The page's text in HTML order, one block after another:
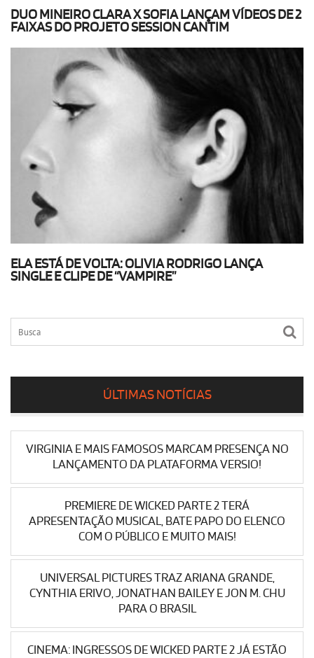
DUO MINEIRO CLARA X SOFIA LANÇAM VÍDEOS DE 2
FAIXAS DO PROJETO SESSION CANTIM
ELA ESTÁ DE VOLTA: OLIVIA RODRIGO LANÇA
SINGLE E CLIPE DE “VAMPIRE”
ÚLTIMAS NOTÍCIAS
VIRGINIA E MAIS FAMOSOS MARCAM PRESENÇA NO
LANÇAMENTO DA PLATAFORMA VERSIO!
PREMIERE DE WICKED PARTE 2 TERÁ
APRESENTAÇÃO MUSICAL, BATE PAPO DO ELENCO
COM O PÚBLICO E MUITO MAIS!
UNIVERSAL PICTURES TRAZ ARIANA GRANDE,
CYNTHIA ERIVO, JONATHAN BAILEY E JON M. CHU
PARA O BRASIL
CINEMA: INGRESSOS DE WICKED PARTE 2 JÁ ESTÃO